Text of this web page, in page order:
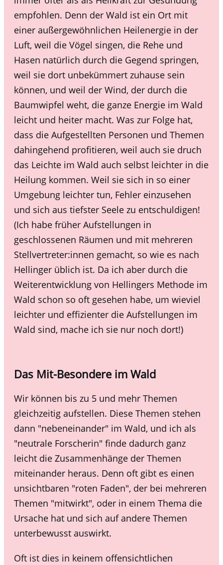
empfohlen. Denn der Wald ist ein Ort mit
einer außergewöhnlichen Heilenergie in der
Luft, weil die Vögel singen, die Rehe und
Hasen natürlich durch die Gegend springen,
weil sie dort unbekümmert zuhause sein
können, und weil der Wind, der durch die
Baumwipfel weht, die ganze Energie im Wald
leicht und heiter macht. Was zur Folge hat,
dass die Aufgestellten Personen und Themen
dahingehend profitieren, weil auch sie druch
das Leichte im Wald auch selbst leichter in die
Heilung kommen. Weil sie sich in so einer
Umgebung leichter tun, Fehler einzusehen
und sich aus tiefster Seele zu entschuldigen!
(Ich habe früher Aufstellungen in
geschlossenen Räumen und mit mehreren
Stellvertreter:innen gemacht, so wie es nach
Hellinger üblich ist. Da ich aber durch die
Weiterentwicklung von Hellingers Methode im
Wald schon so oft gesehen habe, um wieviel
leichter und effizienter die Aufstellungen im
Wald sind, mache ich sie nur noch dort!)
Das Mit-Besondere im Wald
Wir können bis zu 5 und mehr Themen
gleichzeitig aufstellen. Diese Themen stehen
dann "nebeneinander" im Wald, und ich als
"neutrale Forscherin" finde dadurch ganz
leicht die Zusammenhänge der Themen
miteinander heraus. Denn oft gibt es einen
unsichtbaren "roten Faden", der bei mehreren
Themen "mitwirkt", oder in einem Thema die
Ursache hat und sich auf andere Themen
unterbewusst auswirkt.
Oft ist dies in keinem offensichtlichen